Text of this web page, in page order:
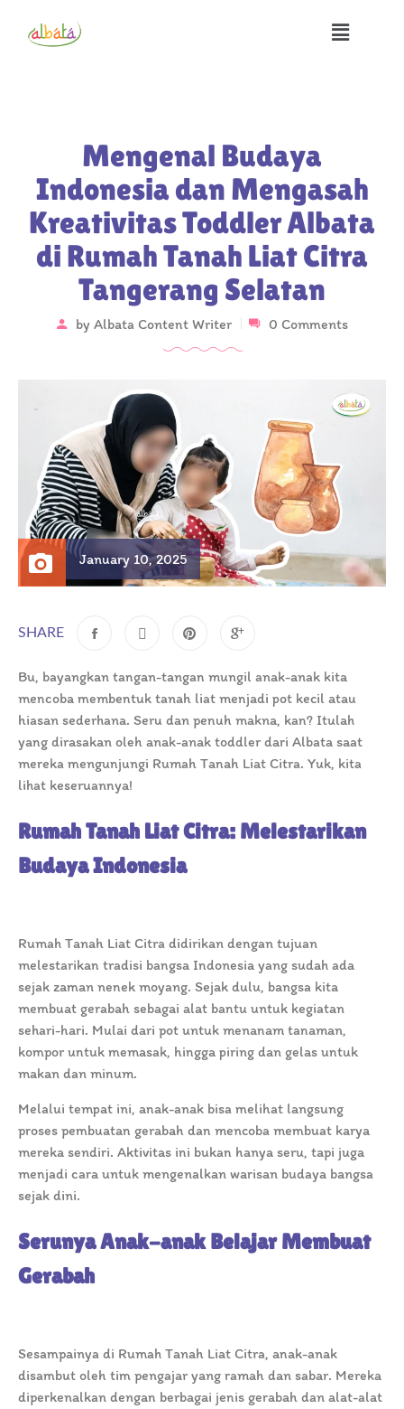
Mengenal Budaya
Indonesia dan Mengasah
Kreativitas Toddler Albata
di Rumah Tanah Liat Citra
Tangerang Selatan
by Albata Content Writer 0 Comments
January 10, 2025
SHARE
Bu, bayangkan tangan-tangan mungil anak-anak kita
mencoba membentuk tanah liat menjadi pot kecil atau
hiasan sederhana. Seru dan penuh makna, kan? Itulah
yang dirasakan oleh anak-anak toddler dari Albata saat
mereka mengunjungi Rumah Tanah Liat Citra. Yuk, kita
lihat keseruannya!
Rumah Tanah Liat Citra: Melestarikan
Budaya Indonesia
Rumah Tanah Liat Citra didirikan dengan tujuan
melestarikan tradisi bangsa Indonesia yang sudah ada
sejak zaman nenek moyang. Sejak dulu, bangsa kita
membuat gerabah sebagai alat bantu untuk kegiatan
sehari-hari. Mulai dari pot untuk menanam tanaman,
kompor untuk memasak, hingga piring dan gelas untuk
makan dan minum.
Melalui tempat ini, anak-anak bisa melihat langsung
proses pembuatan gerabah dan mencoba membuat karya
mereka sendiri. Aktivitas ini bukan hanya seru, tapi juga
menjadi cara untuk mengenalkan warisan budaya bangsa
sejak dini.
Serunya Anak-anak Belajar Membuat
Gerabah
Sesampainya di Rumah Tanah Liat Citra, anak-anak
disambut oleh tim pengajar yang ramah dan sabar. Mereka
diperkenalkan dengan berbagai jenis gerabah dan alat-alat